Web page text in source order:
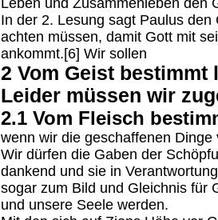
Leben und Zusammenleben den
In der 2. Lesung sagt Paulus
achten müssen, damit Gott mit
ankommt.[6] Wir sollen
2 Vom Geist bestimmt
Leider müssen wir
2.1 Vom Fleisch
wenn wir die geschaffenen
Wir dürfen die Gaben der
dankend und sie in
sogar zum Bild und Gleichnis für
und unsere Seele werden.